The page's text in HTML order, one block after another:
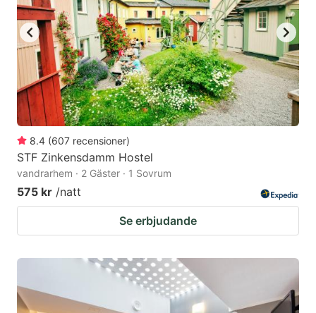
8.4 (607 recensioner)
STF Zinkensdamm Hostel
vandrarhem · 2 Gäster · 1 Sovrum
575 kr /natt
Se erbjudande